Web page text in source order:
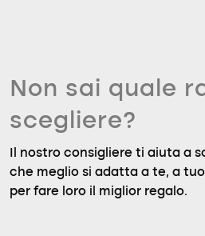
Non sai quale
scegliere?
Il nostro consigliere ti aiuta a
che meglio si adatta a te, a
per fare loro il miglior regalo.